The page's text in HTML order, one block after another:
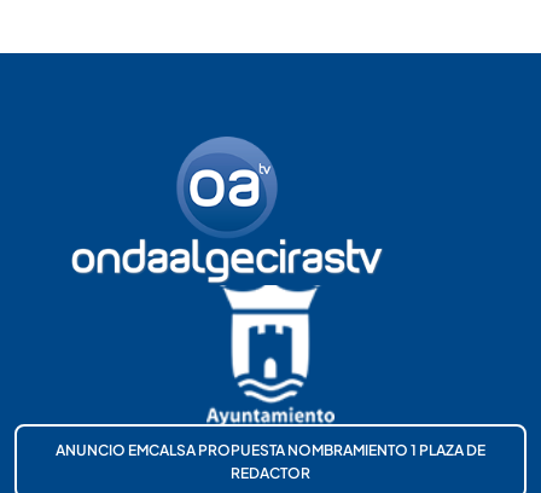
ANUNCIO EMCALSA PROPUESTA NOMBRAMIENTO 1 PLAZA DE
REDACTOR